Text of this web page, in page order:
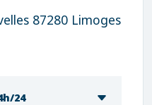
87280 Limoges
24